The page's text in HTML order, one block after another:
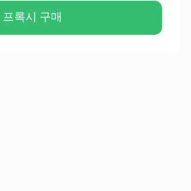
프록시 구매